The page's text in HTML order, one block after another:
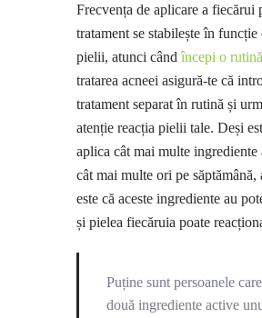
Frecvența de aplicare a fiecărui
tratament se stabilește în funcție
pielii, atunci cândîncepi o rutină
tratarea acneei asigură-te că
tratament separat în rutină și
atenție reacția pielii tale. Deși
aplica cât mai multe ingrediente
cât mai multe ori pe săptămână,
este că aceste ingrediente au
și pielea fiecăruia poate
Puține sunt persoanele
două ingrediente active